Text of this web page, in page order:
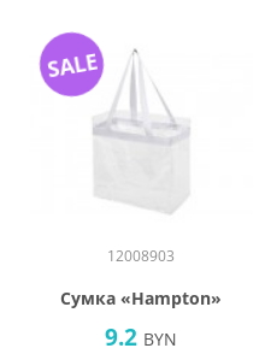
12008903
Сумка «Hampton»
9.2 BYN
SALE